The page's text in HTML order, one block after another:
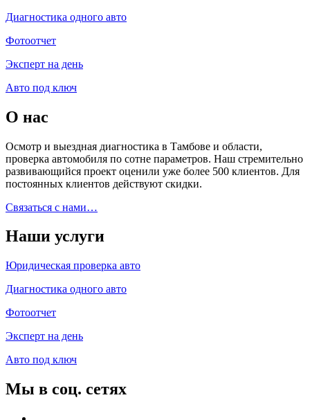
Диагностика одного авто
Фотоотчет
Эксперт на день
Авто под ключ
О нас
Осмотр и выездная диагностика в Тамбове и области,
проверка автомобиля по сотне параметров. Наш стремительно
развивающийся проект оценили уже более 500 клиентов. Для
постоянных клиентов действуют скидки.
Связаться с нами…
Наши услуги
Юридическая проверка авто
Диагностика одного авто
Фотоотчет
Эксперт на день
Авто под ключ
Мы в соц. сетях